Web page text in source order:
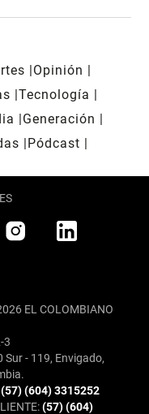
Opinión
Tecnología
Generación
Pódcast
EL COLOMBIANO
3
Sur - 119, Envigado,
(57) (604) 3315252
(57) (604)